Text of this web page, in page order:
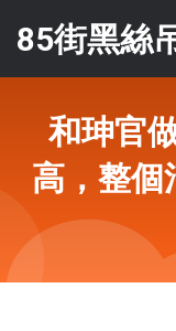
85街黑絲
和珅官
高，整個